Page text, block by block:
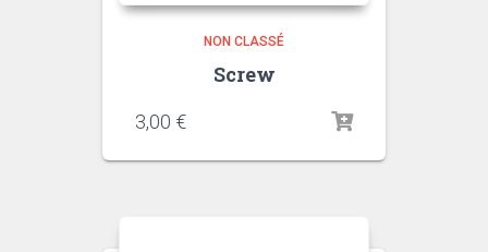
NON CLASSÉ
Screw
3,00 €